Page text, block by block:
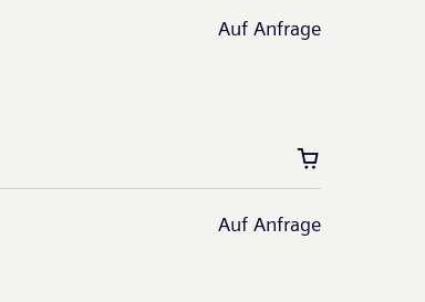
Auf Anfrage
Auf Anfrage